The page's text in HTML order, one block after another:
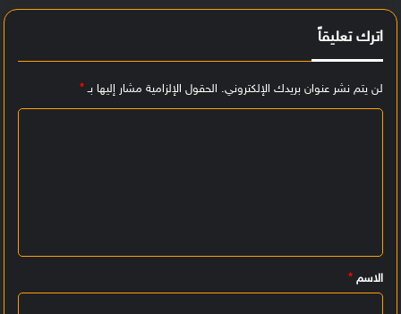
اترك تعليقاً
لن يتم نشر عنوان بريدك الإلكتروني. الحقول الإلزامية مشار إليها بـ*
ي
ق
الاسم *